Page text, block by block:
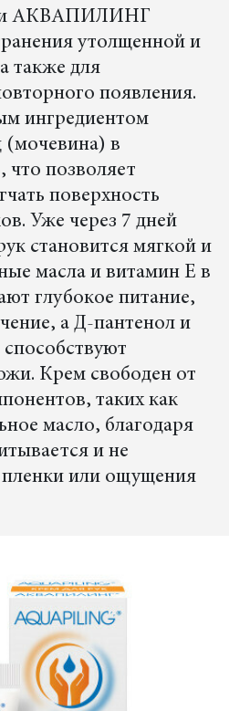
АКВАПИЛИНГ
утолщенной и
также для
появления.
ингредиентом
(мочевина) в
что позволяет
поверхность
Уже через 7 дней
становится мягкой и
масла и витамин Е в
глубокое питание,
а Д-пантенол и
способствуют
Крем свободен от
таких как
масло, благодаря
и не
или ощущения